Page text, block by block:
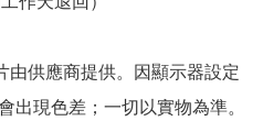
供應商提供。因顯示器設定
出現色差；一切以實物為準。